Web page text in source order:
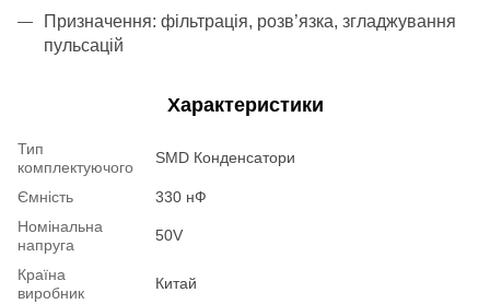
Призначення: фільтрація, розв’язка, згладжування
пульсацій
Характеристики
Тип
комплектуючого
SMD Конденсатори
Ємність
330 нФ
Номінальна
напруга
50V
Країна
виробник
Китай